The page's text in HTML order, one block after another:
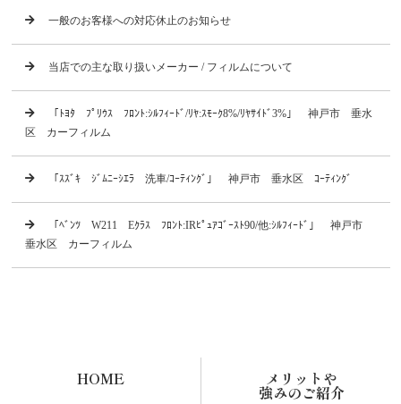
一般のお客様への対応休止のお知らせ
当店での主な取り扱いメーカー / フィルムについて
「ﾄﾖﾀ ﾌﾟﾘｳｽ ﾌﾛﾝﾄ:ｼﾙﾌｨｰﾄﾞ/ﾘﾔ:ｽﾓｰｸ8%/ﾘﾔｻｲﾄﾞ3%」 神戸市 垂水
区 カーフィルム
「ｽｽﾞｷ ｼﾞﾑﾆｰｼｴﾗ 洗車/ｺｰﾃｨﾝｸﾞ」 神戸市 垂水区 ｺｰﾃｨﾝｸﾞ
「ﾍﾞﾝﾂ W211 Eｸﾗｽ ﾌﾛﾝﾄ:IRﾋﾟｭｱｺﾞｰｽﾄ90/他:ｼﾙﾌｨｰﾄﾞ」 神戸市
垂水区 カーフィルム
HOME メリットや
強みのご紹介